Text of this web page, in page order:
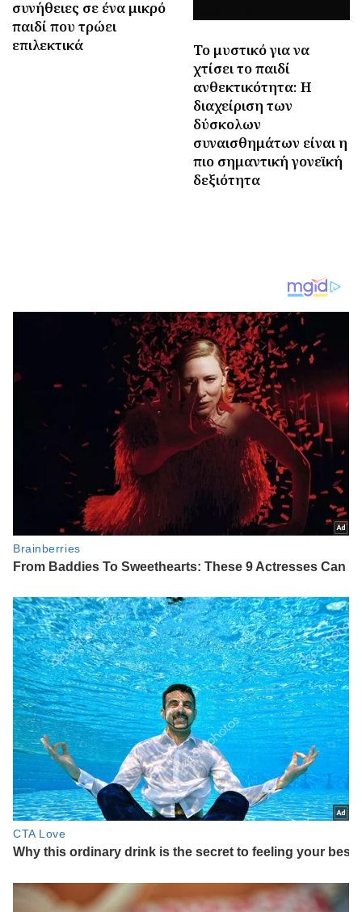
συνήθειες σε ένα μικρό
παιδί που τρώει
επιλεκτικά
Το μυστικό για να
χτίσει το παιδί
ανθεκτικότητα: Η
διαχείριση των
δύσκολων
συναισθημάτων είναι η
πιο σημαντική γονεϊκή
δεξιότητα